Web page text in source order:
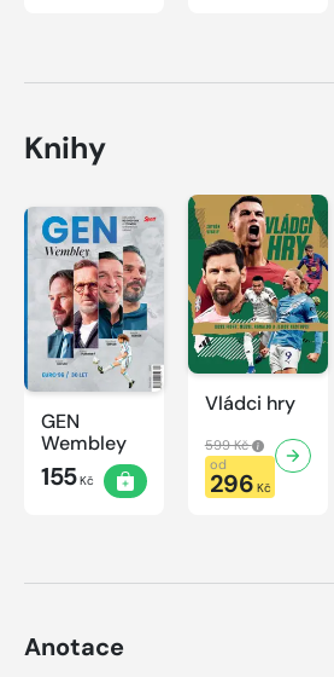
Knihy
GEN
Wembley
155Kč
Vládci hry
599 Kč
od
296 Kč
Anotace